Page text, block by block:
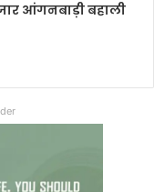
आंगनबाड़ी बहाली